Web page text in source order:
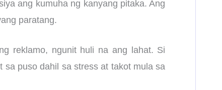
ang kumuha ng kanyang pitaka. Ang
paratang.
reklamo, ngunit huli na ang lahat. Si
puso dahil sa stress at takot mula sa